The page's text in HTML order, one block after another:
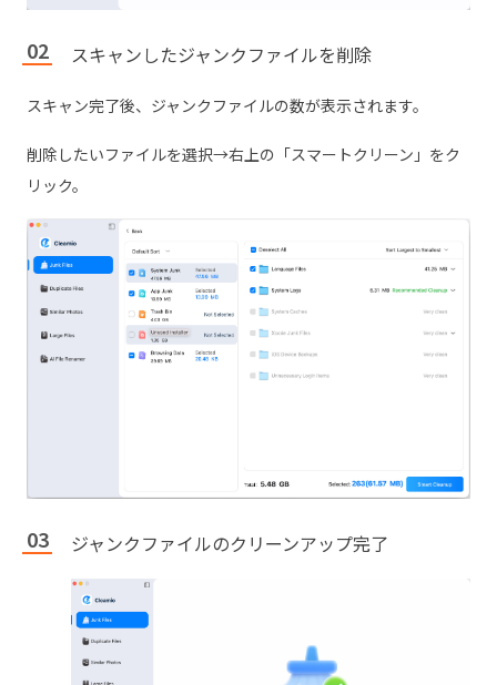
スキャンしたジャンクファイルを削除
スキャン完了後、ジャンクファイルの数が表示されます。
削除したいファイルを選択→右上の「スマートクリーン」をク
リック。
ジャンクファイルのクリーンアップ完了